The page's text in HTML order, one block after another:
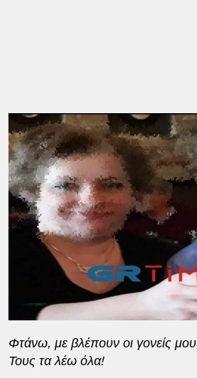
Φτάνω, με βλέπουν οι γονείς μου
Τους τα λέω όλα!